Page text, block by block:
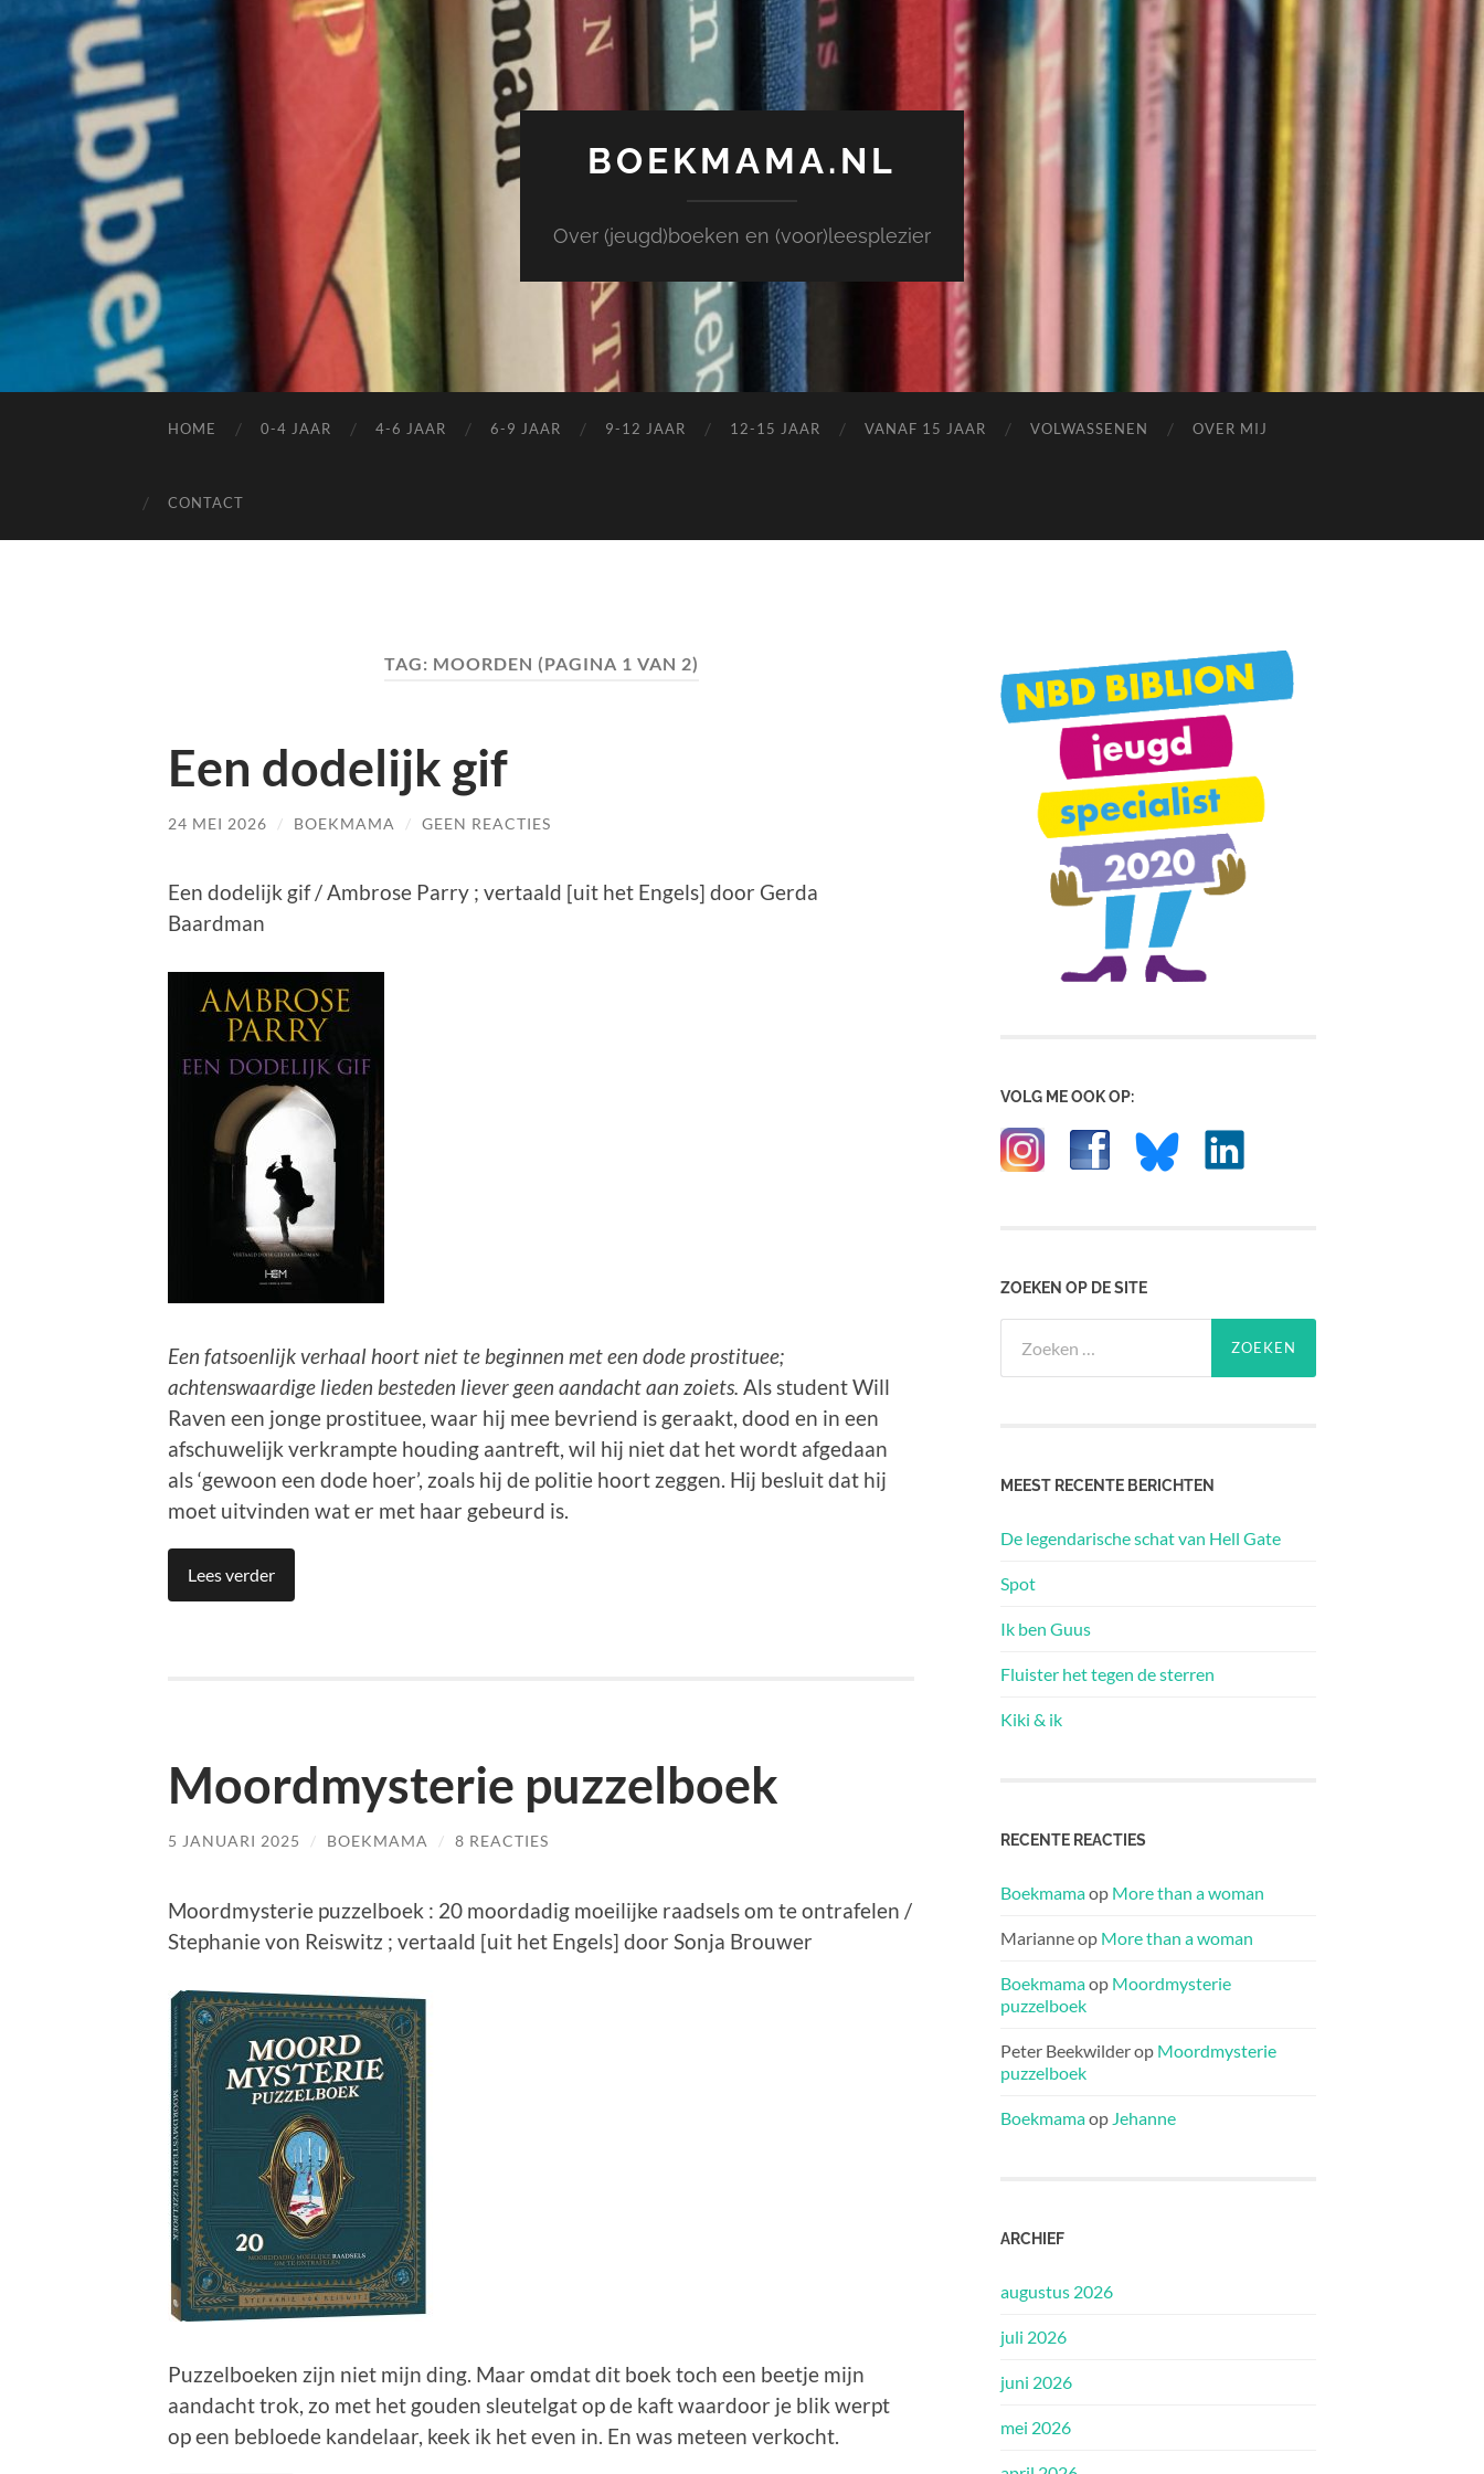
BOEKMAMA.NL
Over (jeugd)boeken en (voor)leesplezier
HOME 0-4 JAAR 4-6 JAAR 6-9 JAAR 9-12 JAAR 12-15 JAAR VANAF 15 JAAR VOLWASSENEN OVER MIJ
CONTACT
TAG: MOORDEN (PAGINA 1 VAN 2)
Een dodelijk gif
24 MEI 2026 / BOEKMAMA / GEEN REACTIES
Een dodelijk gif / Ambrose Parry ; vertaald [uit het Engels] door Gerda
Baardman
Een fatsoenlijk verhaal hoort niet te beginnen met een dode prostituee;
achtenswaardige lieden besteden liever geen aandacht aan zoiets. Als student Will
Raven een jonge prostituee, waar hij mee bevriend is geraakt, dood en in een
afschuwelijk verkrampte houding aantreft, wil hij niet dat het wordt afgedaan
als ‘gewoon een dode hoer’, zoals hij de politie hoort zeggen. Hij besluit dat hij
moet uitvinden wat er met haar gebeurd is.
Lees verder
Moordmysterie puzzelboek
5 JANUARI 2025 / BOEKMAMA / 8 REACTIES
Moordmysterie puzzelboek : 20 moordadig moeilijke raadsels om te ontrafelen /
Stephanie von Reiswitz ; vertaald [uit het Engels] door Sonja Brouwer
Puzzelboeken zijn niet mijn ding. Maar omdat dit boek toch een beetje mijn
aandacht trok, zo met het gouden sleutelgat op de kaft waardoor je blik werpt
op een bebloede kandelaar, keek ik het even in. En was meteen verkocht.
VOLG ME OOK OP:
ZOEKEN OP DE SITE
naar:
MEEST RECENTE BERICHTEN
De legendarische schat van Hell Gate
Spot
Ik ben Guus
Fluister het tegen de sterren
Kiki & ik
RECENTE REACTIES
Boekmamaop More than a woman
Marianneop More than a woman
Boekmamaop Moordmysterie
puzzelboek
Peter Beekwilderop Moordmysterie
puzzelboek
Boekmamaop Jehanne
ARCHIEF
augustus 2026
juli 2026
juni 2026
mei 2026